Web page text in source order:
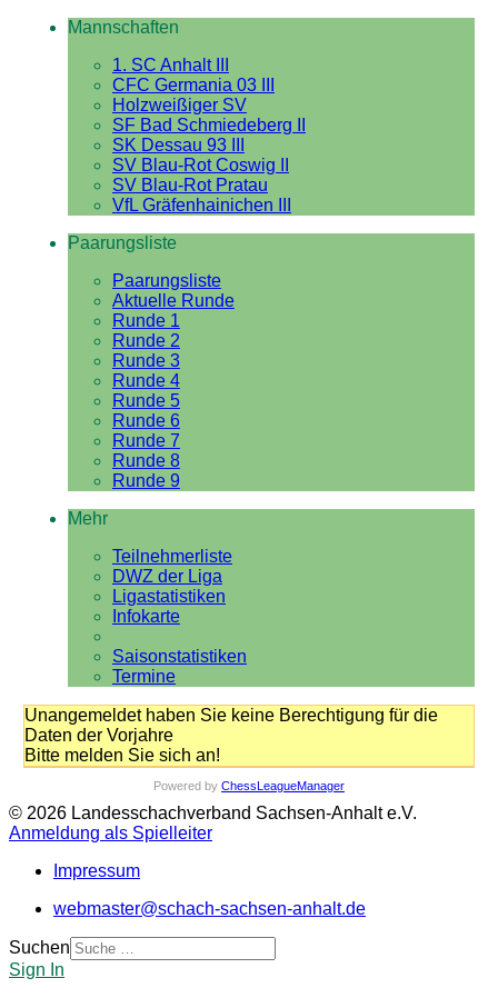
Mannschaften
1. SC Anhalt III
CFC Germania 03 III
Holzweißiger SV
SF Bad Schmiedeberg II
SK Dessau 93 III
SV Blau-Rot Coswig II
SV Blau-Rot Pratau
VfL Gräfenhainichen III
Paarungsliste
Paarungsliste
Aktuelle Runde
Runde 1
Runde 2
Runde 3
Runde 4
Runde 5
Runde 6
Runde 7
Runde 8
Runde 9
Mehr
Teilnehmerliste
DWZ der Liga
Ligastatistiken
Infokarte
Saisonstatistiken
Termine
Unangemeldet haben Sie keine Berechtigung für die
Daten der Vorjahre
Bitte melden Sie sich an!
Powered by ChessLeagueManager
© 2026 Landesschachverband Sachsen-Anhalt e.V.
Anmeldung als Spielleiter
Impressum
webmaster@schach-sachsen-anhalt.de
Suchen
Sign In